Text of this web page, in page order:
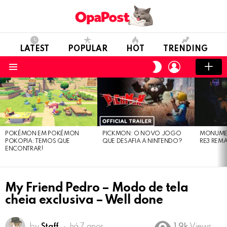
LATEST POPULAR HOT TRENDING
SWITCH
SKIN
LOGIN
LATEST
STORIES
POKÉMON EM POKÉMON
POKOPIA: TEMOS QUE
ENCONTRAR!
PICKMON: O NOVO JOGO
QUE DESAFIA A NINTENDO?
RE3
My Friend Pedro – Modo de tela
cheia exclusiva – Well done